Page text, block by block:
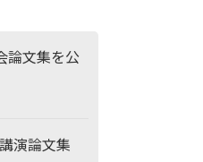
論文集を公
演論文集